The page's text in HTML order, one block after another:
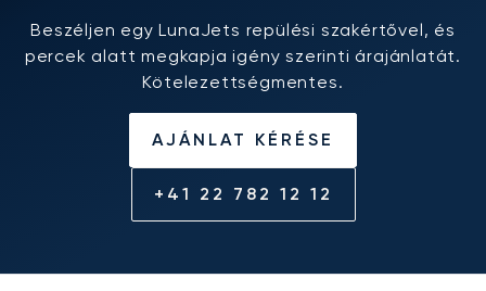
Beszéljen egy LunaJets repülési szakértővel, és
percek alatt megkapja igény szerinti árajánlatát.
Kötelezettségmentes.
AJÁNLAT KÉRÉSE
+41 22 782 12 12